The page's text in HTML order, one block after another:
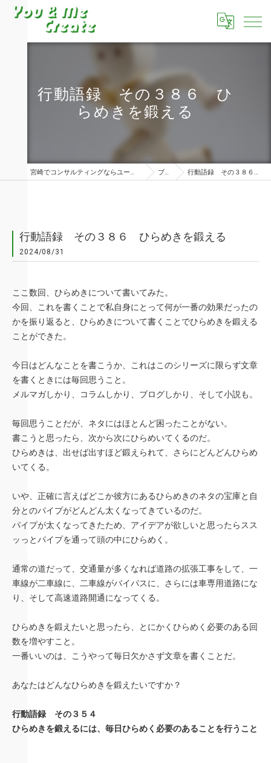
行動語録 その３８６ ひ
らめきを鍛える
宮崎でコンサルティングならユーアンドミークリエイト株式会社 ブログ 行動語録 その３８６ ひらめきを鍛える
行動語録 その３８６ ひらめきを鍛える
2024/08/31
ここ数回、ひらめきについて書いてみた。
今回、これを書くことで私自身にとって何が一番の効果だったの
かを振り返ると、ひらめきについて書くことでひらめきを鍛える
ことができた。
今日はどんなことを書こうか、これはこのシリーズに限らず文章
を書くときには毎回思うこと。
メルマガしかり、コラムしかり、ブログしかり、そして小説も。
毎回思うことだが、ネタにはほとんど困ったことがない。
書こうと思ったら、次から次にひらめいてくるのだ。
ひらめきは、出せば出すほど鍛えられて、さらにどんどんひらめ
いてくる。
いや、正確に言えばどこか彼方にあるひらめきのネタの宝庫と自
分とのパイプがどんどん太くなってきているのだ。
パイプが太くなってきたため、アイデアが欲しいと思ったらスス
ッっとパイプを通って頭の中にひらめく。
通常の道だって、交通量が多くなれば道路の拡張工事をして、一
車線が二車線に、二車線がバイパスに、さらには車専用道路にな
り、そして高速道路開通になってくる。
ひらめきを鍛えたいと思ったら、とにかくひらめく必要のある回
数を増やすこと。
一番いいのは、こうやって毎日欠かさず文章を書くことだ。
あなたはどんなひらめきを鍛えたいですか？
行動語録 その３５４
ひらめきを鍛えるには、毎日ひらめく必要のあることを行うこと